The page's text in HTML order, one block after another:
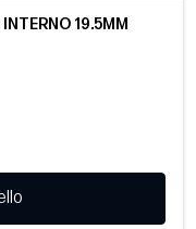
19.5MM